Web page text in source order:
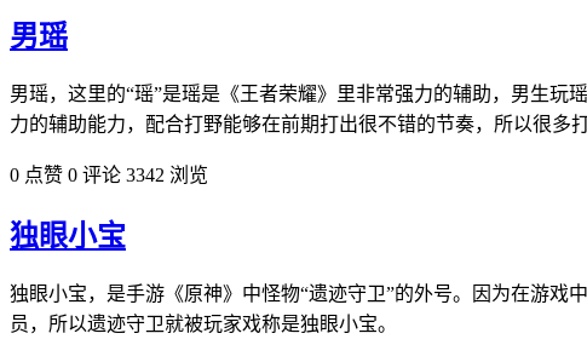
男瑶
男瑶，这里的“瑶”是瑶是《王者荣耀》里非常强力的辅助，男生玩
力的辅助能力，配合打野能够在前期打出很不错的节奏，所以很多
0 点赞 0 评论 3342 浏览
独眼小宝
独眼小宝，是手游《原神》中怪物“遗迹守卫”的外号。因为在游
员，所以遗迹守卫就被玩家戏称是独眼小宝。​